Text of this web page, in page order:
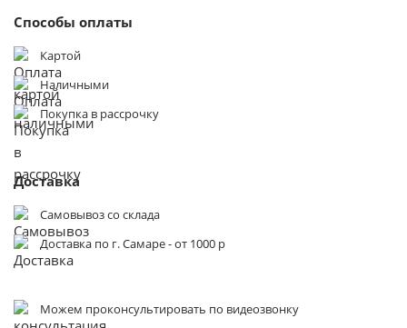
Можем проконсультировать по видеозвонку
Способы оплаты
Картой
Наличными
Покупка в рассрочку
Доставка
Самовывоз со склада
Доставка по г. Самаре - от 1000 р